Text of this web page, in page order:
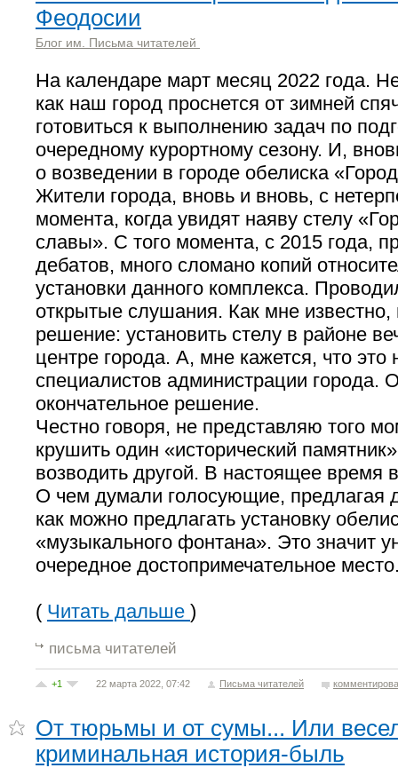
Феодосии
Блог им. Письма читателей
На календаре март месяц 2022 года.
как наш город проснется от зимней
готовиться к выполнению задач по
очередному курортному сезону. И,
о возведении в городе обелиска
Жители города, вновь и вновь, с
момента, когда увидят наяву стелу
славы». С того момента, с 2015 года,
дебатов, много сломано копий
установки данного комплекса.
открытые слушания. Как мне известно,
решение: установить стелу в районе
центре города. А, мне кажется, что это
специалистов администрации города.
окончательное решение.
Честно говоря, не представляю того
крушить один «исторический
возводить другой. В настоящее время
О чем думали голосующие, предлагая
как можно предлагать установку
«музыкального фонтана». Это значит
очередное достопримечательное
( Читать дальше )
письма читателей
+1 22 марта 2022, 07:42 Письма читателей
От тюрьмы и от сумы... Или
криминальная история-быль